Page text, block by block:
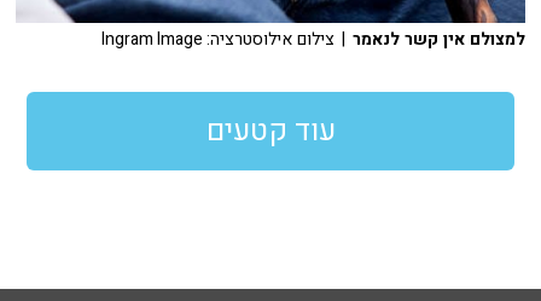
למצולם אין קשר לנאמר | צילום אילוסטרציה: Ingram Image
עוד קטעים